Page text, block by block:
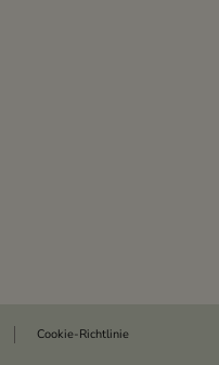
Cookie-Richtlinie